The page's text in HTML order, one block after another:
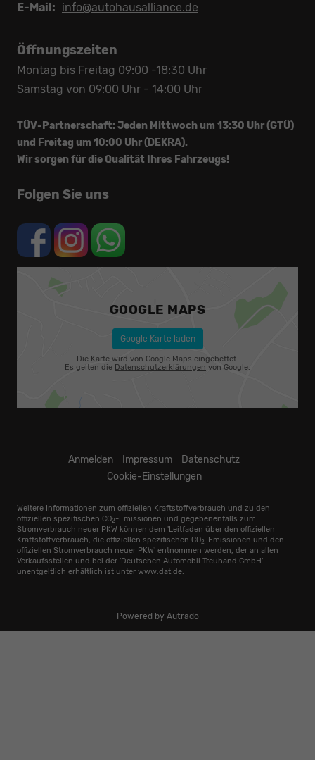
E-Mail: info@autohausalliance.de
Öffnungszeiten
Montag bis Freitag 09:00 -18:30 Uhr
Samstag von 09:00 Uhr - 14:00 Uhr
TÜV-Partnerschaft: Jeden Mittwoch um 13:30 Uhr (GTÜ)
und Freitag um 10:00 Uhr (DEKRA).
Wir sorgen für die Qualität Ihres Fahrzeugs!
Folgen Sie uns
GOOGLE MAPS
Google Karte laden
Die Karte wird von Google Maps eingebettet.
Es gelten die Datenschutzerklärungen von Google.
Anmelden Impressum
Datenschutz
Cookie-Einstellungen
Weitere Informationen zum offiziellen Kraftstoffverbrauch und zu den
offiziellen spezifischen CO2 -Emissionen und gegebenenfalls zum
Stromverbrauch neuer PKW können dem 'Leitfaden über den offiziellen
Kraftstoffverbrauch, die offiziellen spezifischen CO2 -Emissionen und den
offiziellen Stromverbrauch neuer PKW' entnommen werden, der an allen
Verkaufsstellen und bei der 'Deutschen Automobil Treuhand GmbH'
unentgeltlich erhältlich ist unter www.dat.de.
Powered by Autrado